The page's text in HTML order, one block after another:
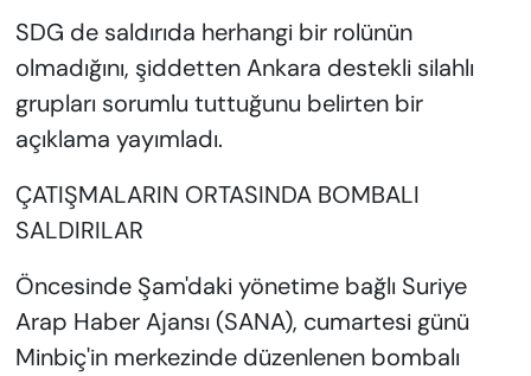
SDG de saldırıda herhangi bir rolünün
olmadığını, şiddetten Ankara destekli silahlı
grupları sorumlu tuttuğunu belirten bir
açıklama yayımladı.
ÇATIŞMALARIN ORTASINDA BOMBALI
SALDIRILAR
Öncesinde Şam'daki yönetime bağlı Suriye
Arap Haber Ajansı (SANA), cumartesi günü
Minbiç'in merkezinde düzenlenen bombalı